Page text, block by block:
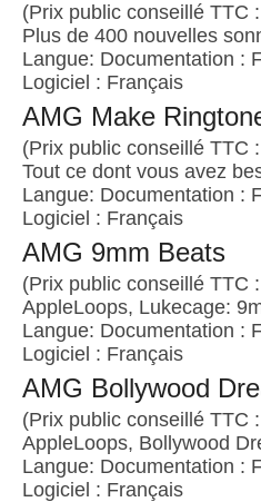
(Prix public conseillé TTC
Plus de 400 nouvelles
Langue: Documentation :
Logiciel : Français
AMG Make
(Prix public conseillé TTC
Tout ce dont vous avez
Langue: Documentation :
Logiciel : Français
AMG 9mm Beats
(Prix public conseillé TTC
AppleLoops, Lukecage:
Langue: Documentation :
Logiciel : Français
AMG Bollywood
(Prix public conseillé TTC
AppleLoops, Bollywood
Langue: Documentation :
Logiciel : Français